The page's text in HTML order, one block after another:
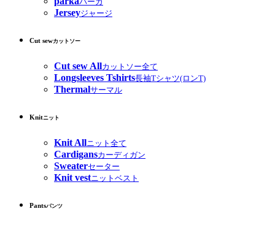
Jerseyジャージ
Cut sewカットソー
Cut sew Allカットソー全て
Longsleeves Tshirts長袖Tシャツ(ロンT)
Thermalサーマル
Knitニット
Knit Allニット全て
Cardigansカーディガン
Sweaterセーター
Knit vestニットベスト
Pantsパンツ